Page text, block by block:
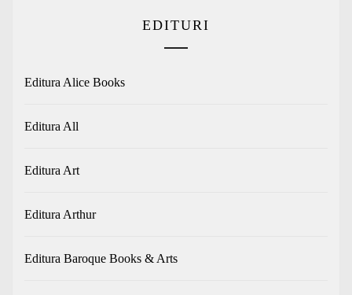
EDITURI
Editura Alice Books
Editura All
Editura Art
Editura Arthur
Editura Baroque Books & Arts